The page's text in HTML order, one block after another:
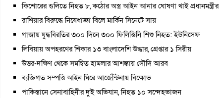
কিশোরের গুলিতে নিহত ৮, কঠোর অস্ত্র আইন আনার ঘোষণা থাই প্রধানমন্ত্রীর
রাশিয়ার বিরুদ্ধে নিষেধাজ্ঞা বিলে মার্কিন সিনেটে সায়
গাজায় যুদ্ধবিরতির ৩০০ দিনে ৩০০ ফিলিস্তিনি শিশু নিহত: ইউনিসেফ
লিবিয়ায় অপহরণের শিকার ১৩ বাংলাদেশি উদ্ধার, গ্রেপ্তার ১ সিরীয়
উত্তর-দক্ষিণ থেকে সমন্বিত হামলার আশঙ্কায় সৌদি আরব
ব্যক্তিগত সম্পত্তি আইন ঘিরে আর্জেন্টিনায় বিক্ষোভ
পাকিস্তানে সেনাবাহিনীর দুই অভিযান, নিহত ১০ সন্দেহভাজন